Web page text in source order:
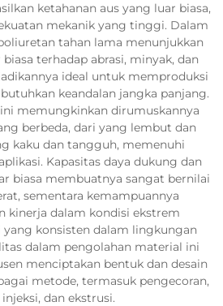
ketahanan aus yang luar biasa,
mekanik yang tinggi. Dalam
tahan lama menunjukkan
terhadap abrasi, minyak, dan
ideal untuk memproduksi
keandalan jangka panjang.
memungkinkan dirumuskannya
berbeda, dari yang lembut dan
kaku dan tangguh, memenuhi
Kapasitas daya dukung dan
biasa membuatnya sangat bernilai
sementara kemampuannya
kinerja dalam kondisi ekstrem
yang konsisten dalam lingkungan
dalam pengolahan material ini
menciptakan bentuk dan desain
metode, termasuk pengecoran,
dan ekstrusi.